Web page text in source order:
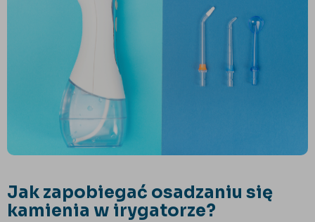
Jak zapobiegać osadzaniu się
kamienia w irygatorze?